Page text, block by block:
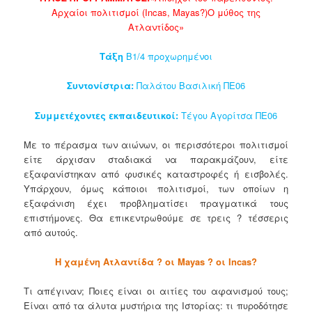
Αρχαίοι πολιτισμοί (Incas, Mayas?)Ο μύθος της
Ατλαντίδος»
Τάξη Β1/4 προχωρημένοι
Συντονίστρια: Παλάτου Βασιλική ΠΕ06
Συμμετέχοντες εκπαιδευτικοί: Τέγου Αγορίτσα ΠΕ06
Με το πέρασμα των αιώνων, οι περισσότεροι πολιτισμοί
είτε άρχισαν σταδιακά να παρακμάζουν, είτε
εξαφανίστηκαν από φυσικές καταστροφές ή εισβολές.
Υπάρχουν, όμως κάποιοι πολιτισμοί, των οποίων η
εξαφάνιση έχει προβληματίσει πραγματικά τους
επιστήμονες. Θα επικεντρωθούμε σε τρεις ? τέσσερις
από αυτούς.
Η χαμένη Ατλαντίδα ? οι Mayas ? οι Incas?
Τι απέγιναν; Ποιες είναι οι αιτίες του αφανισμού τους;
Είναι από τα άλυτα μυστήρια της Ιστορίας: τι πυροδότησε